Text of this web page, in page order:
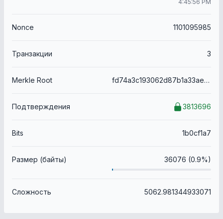
4:45:56 PM
Nonce 1101095985
Транзакции 3
Merkle Root fd74a3c193062d87b1a33ae2ed6adbf502f2a81f179dfedf29444ad50d1cd47b
Подтверждения 3813696
Bits 1b0cf1a7
Размер (байты) 36076 (0.9%)
Сложность 5062.981344933071